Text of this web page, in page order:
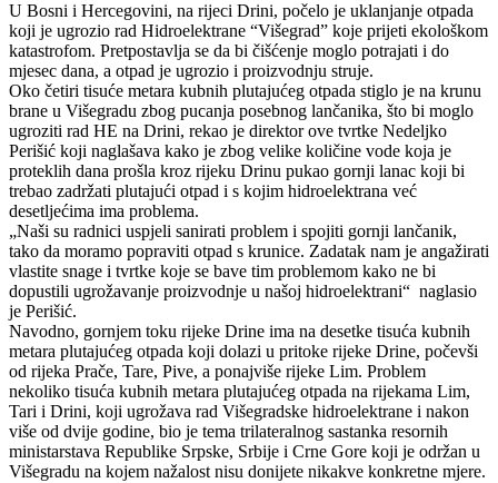
U Bosni i Hercegovini, na rijeci Drini, počelo je uklanjanje otpada
koji je ugrozio rad Hidroelektrane “Višegrad” koje prijeti ekološkom
katastrofom. Pretpostavlja se da bi čišćenje moglo potrajati i do
mjesec dana, a otpad je ugrozio i proizvodnju struje.
Oko četiri tisuće metara kubnih plutajućeg otpada stiglo je na krunu
brane u Višegradu zbog pucanja posebnog lančanika, što bi moglo
ugroziti rad HE na Drini, rekao je direktor ove tvrtke Nedeljko
Perišić koji naglašava kako je zbog velike količine vode koja je
proteklih dana prošla kroz rijeku Drinu pukao gornji lanac koji bi
trebao zadržati plutajući otpad i s kojim hidroelektrana već
desetljećima ima problema.
„Naši su radnici uspjeli sanirati problem i spojiti gornji lančanik,
tako da moramo popraviti otpad s krunice. Zadatak nam je angažirati
vlastite snage i tvrtke koje se bave tim problemom kako ne bi
dopustili ugrožavanje proizvodnje u našoj hidroelektrani“ naglasio
je Perišić.
Navodno, gornjem toku rijeke Drine ima na desetke tisuća kubnih
metara plutajućeg otpada koji dolazi u pritoke rijeke Drine, počevši
od rijeka Prače, Tare, Pive, a ponajviše rijeke Lim. Problem
nekoliko tisuća kubnih metara plutajućeg otpada na rijekama Lim,
Tari i Drini, koji ugrožava rad Višegradske hidroelektrane i nakon
više od dvije godine, bio je tema trilateralnog sastanka resornih
ministarstava Republike Srpske, Srbije i Crne Gore koji je održan u
Višegradu na kojem nažalost nisu donijete nikakve konkretne mjere.